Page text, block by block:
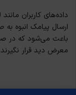
داده‌های کاربران
ارسال پیامک انبوه
باعث می‌شود که در
معرض دید قرار نگیرند.